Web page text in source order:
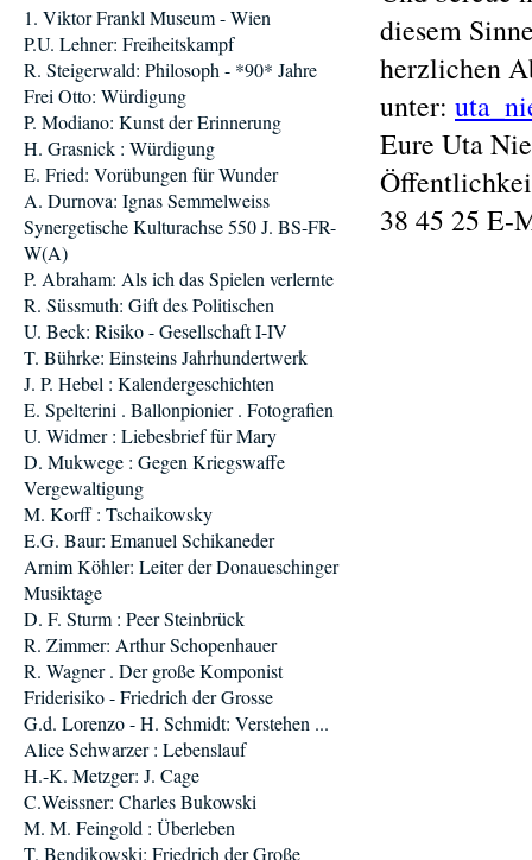
diesem
herzlichen
unter:
Eure Uta
38 45 25 E-
1. Viktor Frankl Museum - Wien
P.U. Lehner: Freiheitskampf
R. Steigerwald: Philosoph - *90* Jahre
Frei Otto: Würdigung
P. Modiano: Kunst der Erinnerung
H. Grasnick : Würdigung
E. Fried: Vorübungen für Wunder
A. Durnova: Ignas Semmelweiss
Synergetische Kulturachse 550 J. BS-FR-
W(A)
P. Abraham: Als ich das Spielen verlernte
R. Süssmuth: Gift des Politischen
U. Beck: Risiko - Gesellschaft I-IV
T. Bührke: Einsteins Jahrhundertwerk
J. P. Hebel : Kalendergeschichten
E. Spelterini . Ballonpionier . Fotografien
U. Widmer : Liebesbrief für Mary
D. Mukwege : Gegen Kriegswaffe
Vergewaltigung
M. Korff : Tschaikowsky
E.G. Baur: Emanuel Schikaneder
Arnim Köhler: Leiter der Donaueschinger
Musiktage
D. F. Sturm : Peer Steinbrück
R. Zimmer: Arthur Schopenhauer
R. Wagner . Der große Komponist
Friderisiko - Friedrich der Grosse
G.d. Lorenzo - H. Schmidt: Verstehen ...
Alice Schwarzer : Lebenslauf
H.-K. Metzger: J. Cage
C.Weissner: Charles Bukowski
M. M. Feingold : Überleben
T. Bendikowski: Friedrich der Große